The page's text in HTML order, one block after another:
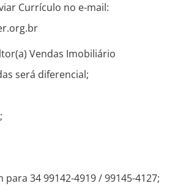
Currículo no e-mail:
Vendas Imobiliário
será diferencial;
34 99142-4919 / 99145-4127;